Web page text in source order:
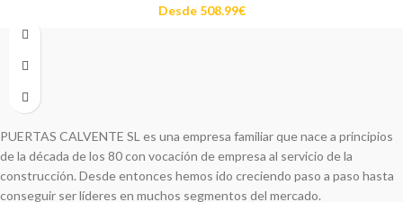
Desde 508.99€
PUERTAS CALVENTE SL es una empresa familiar que nace a principios
de la década de los 80 con vocación de empresa al servicio de la
construcción. Desde entonces hemos ido creciendo paso a paso hasta
conseguir ser líderes en muchos segmentos del mercado.